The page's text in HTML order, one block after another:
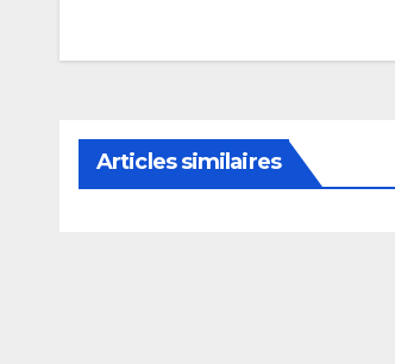
Articles similaires